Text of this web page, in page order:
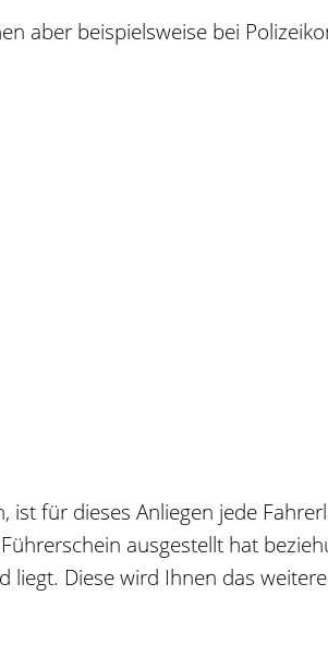
aber beispielsweise bei
ist für dieses Anliegen jede
ausgestellt hat
Diese wird Ihnen das